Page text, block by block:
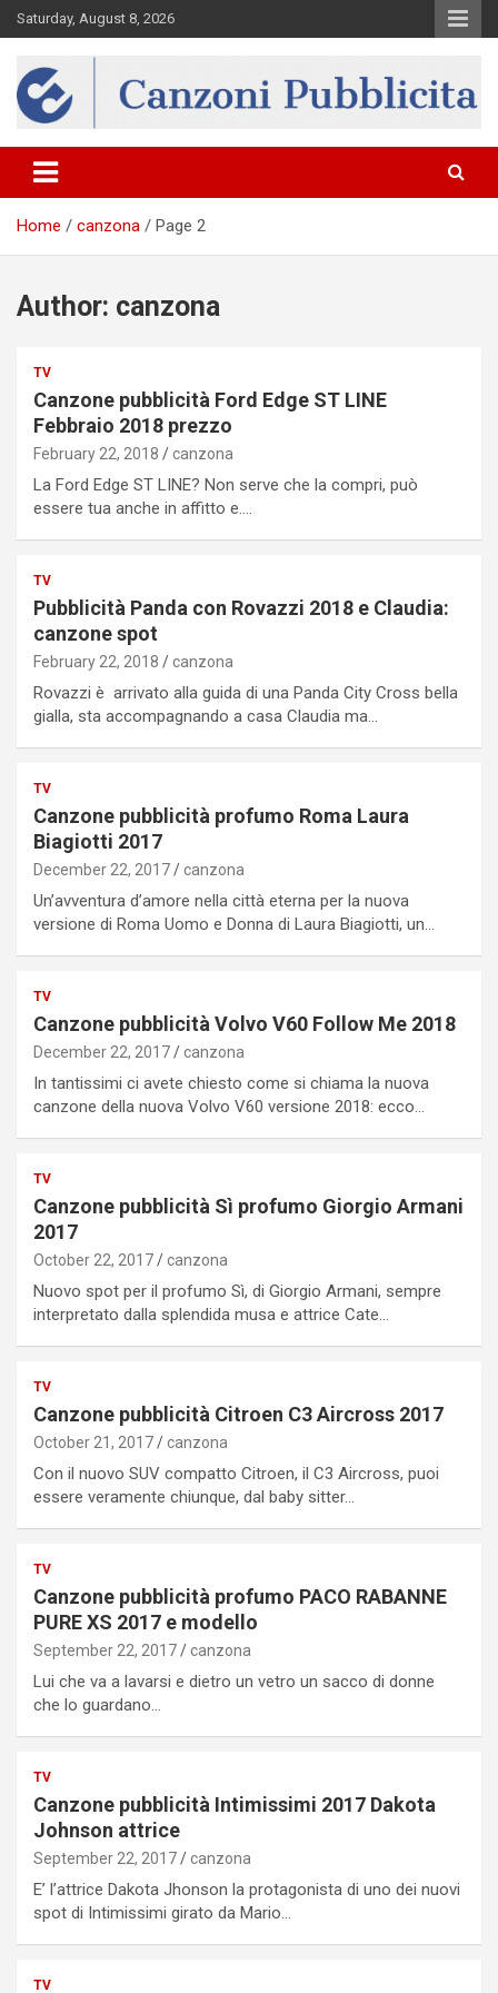
Skip
to
Saturday, August 8, 2026
Canzona
Home canzona Page 2
Author: canzona
TV
Canzone pubblicità Ford Edge ST LINE
Febbraio 2018 prezzo
February 22, 2018 canzona
La Ford Edge ST LINE? Non serve che la compri, può
essere tua anche in affitto e.…
TV
Pubblicità Panda con Rovazzi 2018 e Claudia:
canzone spot
February 22, 2018 canzona
Rovazzi è arrivato alla guida di una Panda City Cross bella
gialla, sta accompagnando a casa Claudia ma…
TV
Canzone pubblicità profumo Roma Laura
Biagiotti 2017
December 22, 2017 canzona
Un’avventura d’amore nella città eterna per la nuova
versione di Roma Uomo e Donna di Laura Biagiotti, un…
TV
Canzone pubblicità Volvo V60 Follow Me 2018
December 22, 2017 canzona
In tantissimi ci avete chiesto come si chiama la nuova
canzone della nuova Volvo V60 versione 2018: ecco…
TV
Canzone pubblicità Sì profumo Giorgio Armani
2017
October 22, 2017 canzona
Nuovo spot per il profumo Sì, di Giorgio Armani, sempre
interpretato dalla splendida musa e attrice Cate…
TV
Canzone pubblicità Citroen C3 Aircross 2017
October 21, 2017 canzona
Con il nuovo SUV compatto Citroen, il C3 Aircross, puoi
essere veramente chiunque, dal baby sitter…
TV
Canzone pubblicità profumo PACO RABANNE
PURE XS 2017 e modello
September 22, 2017 canzona
Lui che va a lavarsi e dietro un vetro un sacco di donne
che lo guardano…
TV
Canzone pubblicità Intimissimi 2017 Dakota
Johnson attrice
September 22, 2017 canzona
E’ l’attrice Dakota Jhonson la protagonista di uno dei nuovi
spot di Intimissimi girato da Mario…
TV